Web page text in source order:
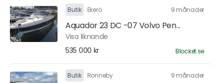
Butik Ekerö 9 månader
Aquador 23 DC -07 Volvo Pen...
Visa liknande
535 000 kr
Blocket.se
Butik Ronneby 9 månader